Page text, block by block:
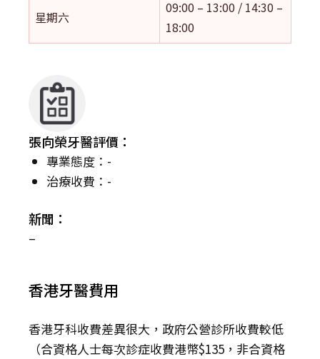
星期六
09:00 – 13:00 / 14:30 –
18:00
張向榮牙醫評價：
專業態度：-
治療收費：-
新聞：
–
香港牙醫費用
香港牙科收費差異很大，政府公營診所收費較低
（合資格人士每次診症收費港幣$135，非合資格